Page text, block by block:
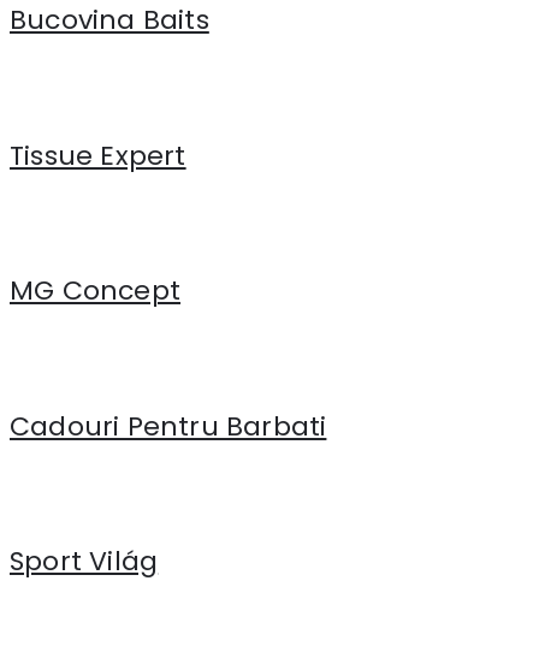
Bucovina Baits
Tissue Expert
MG Concept
Cadouri Pentru Barbati
Sport Világ